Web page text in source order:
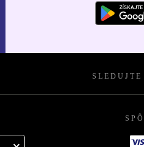
SLEDUJTE